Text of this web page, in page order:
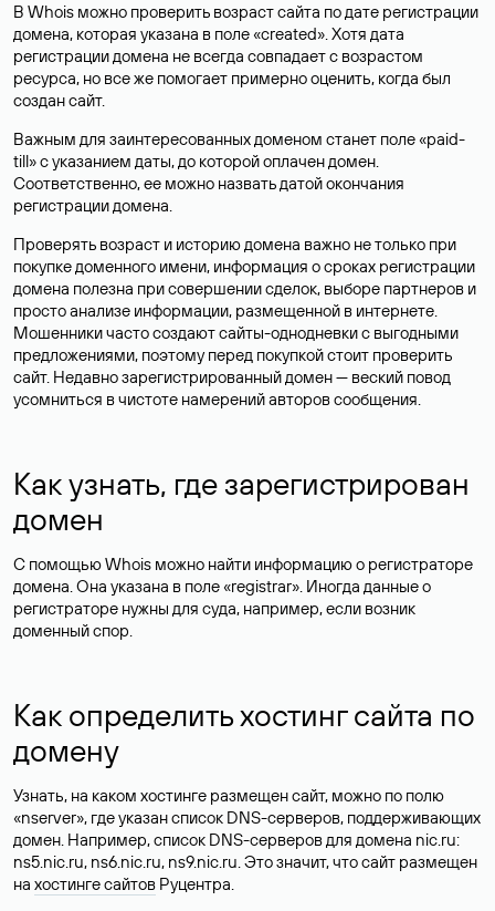
В Whois можно проверить возраст сайта по дате регистрации
домена, которая указана в поле «created». Хотя дата
регистрации домена не всегда совпадает с возрастом
ресурса, но все же помогает примерно оценить, когда был
создан сайт.
Важным для заинтересованных доменом станет поле «paid-
till» с указанием даты, до которой оплачен домен.
Соответственно, ее можно назвать датой окончания
регистрации домена.
Проверять возраст и историю домена важно не только при
покупке доменного имени, информация о сроках регистрации
домена полезна при совершении сделок, выборе партнеров и
просто анализе информации, размещенной в интернете.
Мошенники часто создают сайты-однодневки с выгодными
предложениями, поэтому перед покупкой стоит проверить
сайт. Недавно зарегистрированный домен — веский повод
усомниться в чистоте намерений авторов сообщения.
Как узнать, где зарегистрирован
домен
С помощью Whois можно найти информацию о регистраторе
домена. Она указана в поле «registrar». Иногда данные о
регистраторе нужны для суда, например, если возник
доменный спор.
Как определить хостинг сайта по
домену
Узнать, на каком хостинге размещен сайт, можно по полю
«nserver», где указан список DNS-серверов, поддерживающих
домен. Например, список DNS-серверов для домена nic.ru:
ns5.nic.ru, ns6.nic.ru, ns9.nic.ru. Это значит, что сайт размещен
на хостинге сайтов Руцентра.